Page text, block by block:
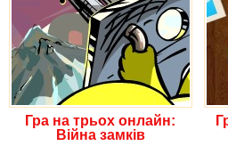
Гра на трьох онлайн:
Війна замків